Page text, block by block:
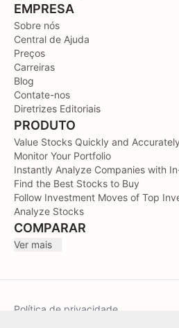
EMPRESA
Sobre nós
Central de Ajuda
Preços
Carreiras
Blog
Contate-nos
Diretrizes Editoriais
PRODUTO
Value Stocks Quickly and Accurately
Monitor Your Portfolio
Instantly Analyze Companies with
Find the Best Stocks to Buy
Follow Investment Moves of Top
Analyze Stocks
COMPARAR
Ver mais
Política de privacidade